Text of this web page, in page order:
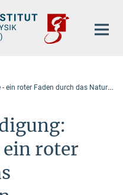
roter Faden durch das Naturgeschehen
roter